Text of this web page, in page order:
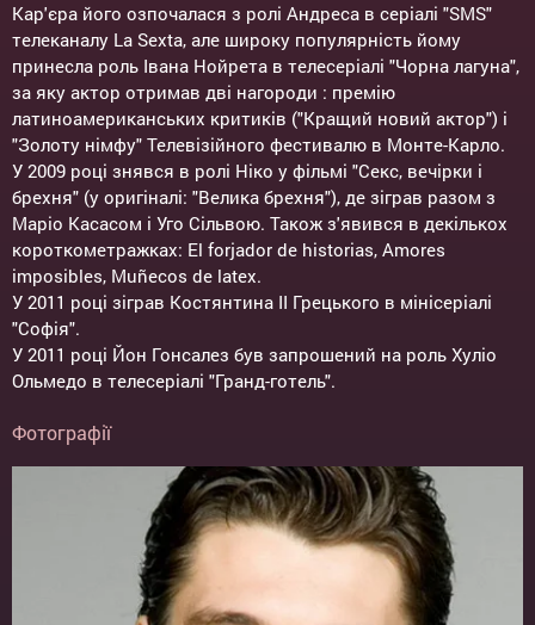
Кар'єра його озпочалася з ролі Андреса в серіалі "SMS"
телеканалу La Sexta, але широку популярність йому
принесла роль Івана Нойрета в телесеріалі "Чорна лагуна",
за яку актор отримав дві нагороди : премію
латиноамериканських критиків ("Кращий новий актор") і
"Золоту німфу" Телевізійного фестивалю в Монте-Карло.
У 2009 році знявся в ролі Ніко у фільмі "Секс, вечірки і
брехня" (у оригіналі: "Велика брехня"), де зіграв разом з
Маріо Касасом і Уго Сільвою. Також з'явився в декількох
короткометражках: El forjador de historias, Amores
imposibles, Muñecos de latex.
У 2011 році зіграв Костянтина II Грецького в мінісеріалі
"Софія".
У 2011 році Йон Гонсалез був запрошений на роль Хуліо
Ольмедо в телесеріалі "Гранд-готель".
Фотографії